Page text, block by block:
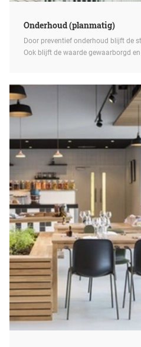
Onderhoud (planmatig)
Door preventief onderhoud blijft de
Ook blijft de waarde gewaarborgd